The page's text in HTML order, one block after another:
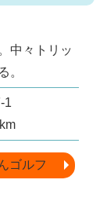
中々トリッ
。
1
ゴルフ